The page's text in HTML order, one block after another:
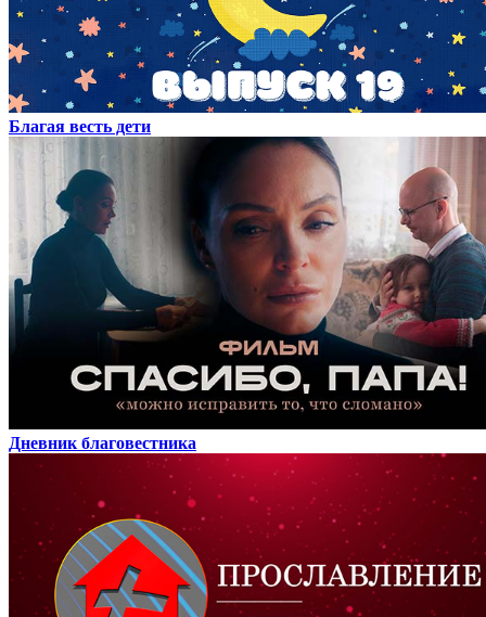
Благая весть дети
Дневник благовестника